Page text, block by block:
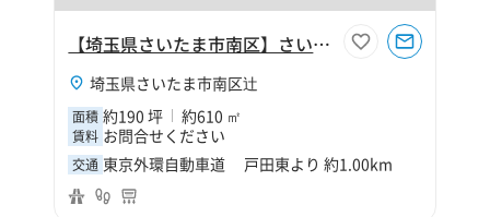
【埼玉県さいたま市南区】さいたま市南区辻5丁目190坪倉庫
埼玉県さいたま市南区辻
面積 約190 坪 約610 ㎡
賃料 お問合せください
交通 東京外環自動車道 戸田東より 約1.00km